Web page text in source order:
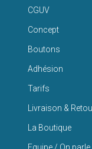
CGUV
Concept
Boutons
Adhésion
Tarifs
Livraison &
La Boutique